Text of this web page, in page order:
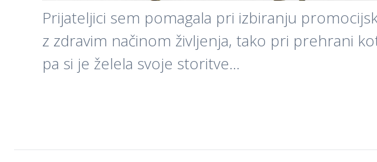
Prijateljici sem pomagala pri izbiranju
z zdravim načinom življenja, tako pri prehrani
pa si je želela svoje storitve…